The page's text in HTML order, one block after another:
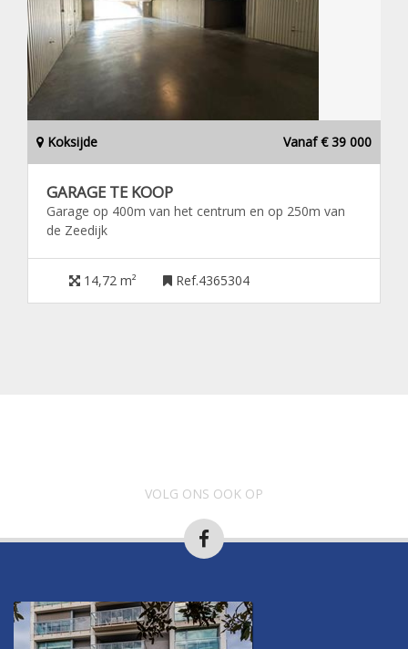
Koksijde Vanaf € 39 000
GARAGE TE KOOP
Garage op 400m van het centrum en op 250m van
de Zeedijk
14,72 m² Ref.4365304
VOLG ONS OOK OP